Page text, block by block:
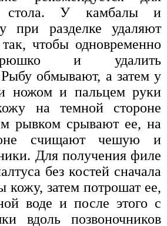
стола. У камбалы и
при разделке удаляют
чтобы одновременно
и удалить
обмывают, а затем у
ножом и пальцем руки
на темной стороне
рывком срывают ее, на
счищают чешую и
Для получения филе
без костей сначала
кожу, затем потрошат ее,
воде и после этого с
вдоль позвоночников